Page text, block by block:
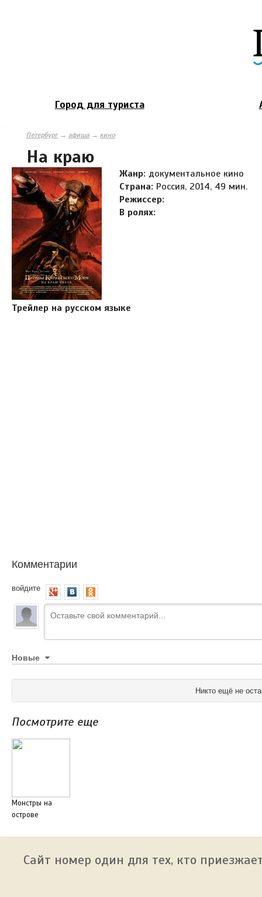
Город для туриста
Петербург→ афиша → кино
На краю
Жанр: документальное кино
Страна: Россия, 2014, 49 мин.
Режиссер:
В ролях:
Трейлер на русском языке
Комментарии
войдите
Новые
Никто ещё не
Посмотрите еще
Монстры на
острове
Сайт номер один для тех, кто